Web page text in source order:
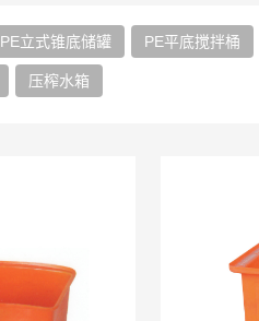
PE立式锥底储罐 PE平底搅拌桶
压榨水箱